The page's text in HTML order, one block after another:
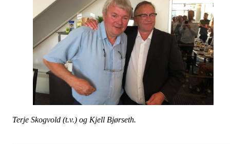
Terje Skogvold (t.v.) og Kjell Bjørseth.